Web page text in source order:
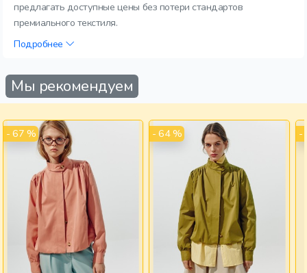
предлагать доступные цены без потери стандартов
премиального текстиля.
Подробнее
Мы рекомендуем
- 67 % - 64 % -